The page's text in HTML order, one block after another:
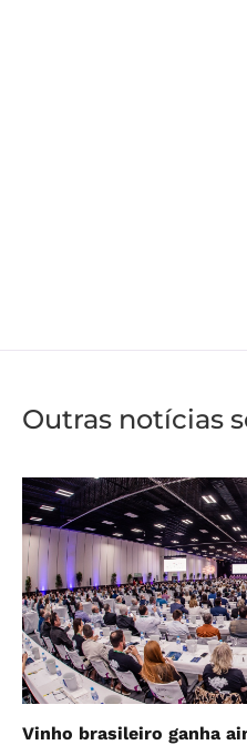
Outras notícias
Vinho brasileiro ganha